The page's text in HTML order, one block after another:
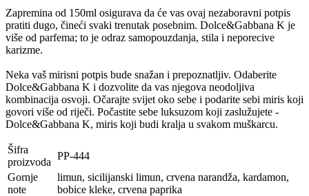
Zapremina od 150ml osigurava da će vas ovaj nezaboravni potpis
pratiti dugo, čineći svaki trenutak posebnim. Dolce&Gabbana K je
više od parfema; to je odraz samopouzdanja, stila i neporecive
karizme.
Neka vaš mirisni potpis bude snažan i prepoznatljiv. Odaberite
Dolce&Gabbana K i dozvolite da vas njegova neodoljiva
kombinacija osvoji. Očarajte svijet oko sebe i podarite sebi miris koji
govori više od riječi. Počastite sebe luksuzom koji zaslužujete -
Dolce&Gabbana K, miris koji budi kralja u svakom muškarcu.
Šifra
proizvoda
PP-444
Gornje
note
limun, sicilijanski limun, crvena narandža, kardamon,
bobice kleke, crvena paprika